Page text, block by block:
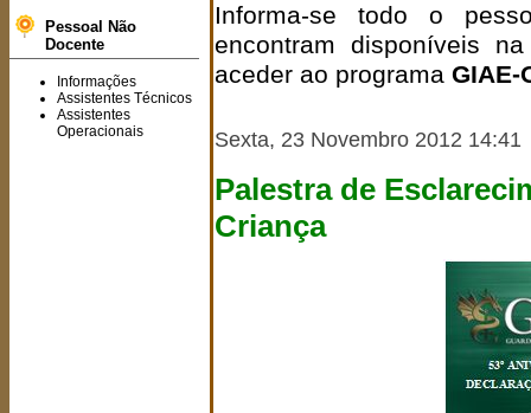
Pessoal Não
Docente
Informações
Assistentes Técnicos
Assistentes
Operacionais
Informa-se todo o
encontram disponíveis
aceder ao programa GIAE-
Sexta, 23 Novembro 2012 14:41
Palestra de
Criança